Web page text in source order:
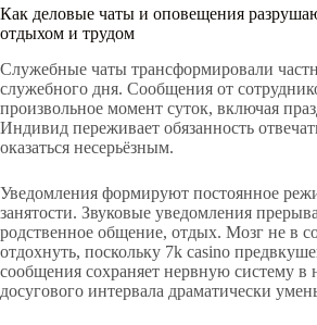
Как деловые чаты и оповещения
отдыхом и трудом
Служебные чаты трансформировали
служебного дня. Сообщения от
произвольное момент суток, включая
Индивид переживает обязанность
оказаться несерьёзным.
Уведомления формируют постоянное
занятости. Звуковые уведомления
родственное общение, отдых. Мозг не в
отдохнуть, поскольку 7k casino
сообщения сохраняет нервную систему
досугового интервала драматически